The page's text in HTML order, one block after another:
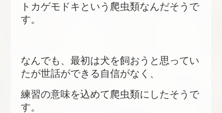
トカゲモドキという爬虫類なんだそうで
す。
なんでも、最初は犬を飼おうと思ってい
たが世話ができる自信がなく、
練習の意味を込めて爬虫類にしたそうで
す。